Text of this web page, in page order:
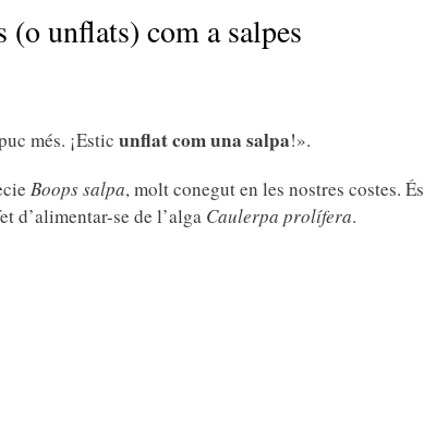
unflats) com a salpes
més. ¡Estic unflat com una salpa!».
Boops salpa, molt conegut en les nostres costes. És
d’alimentar-se de l’alga Caulerpa prolífera.